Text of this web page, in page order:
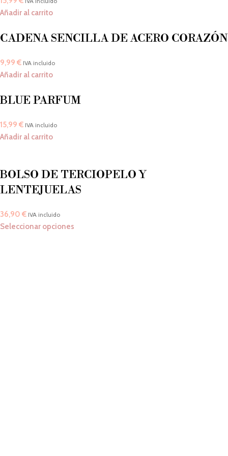
Añadir al carrito
CADENA SENCILLA DE ACERO CORAZÓN
9,99 € IVA incluido
Añadir al carrito
BLUE PARFUM
15,99 € IVA incluido
Añadir al carrito
BOLSO DE TERCIOPELO Y
LENTEJUELAS
36,90 € IVA incluido
Seleccionar opciones